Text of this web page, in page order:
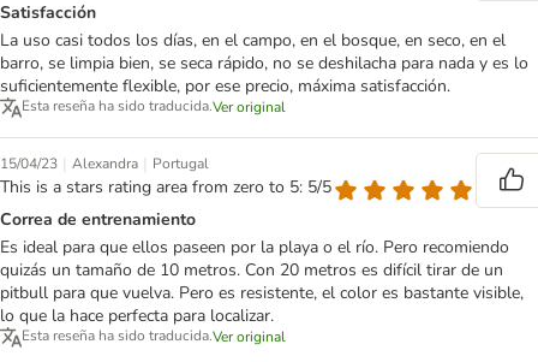
Satisfacción
La uso casi todos los días, en el campo, en el bosque, en seco, en el
barro, se limpia bien, se seca rápido, no se deshilacha para nada y es lo
suficientemente flexible, por ese precio, máxima satisfacción.
Esta reseña ha sido traducida.Ver original
15/04/23 | Alexandra | Portugal
This is a stars rating area from zero to 5: 5/5
Correa de entrenamiento
Es ideal para que ellos paseen por la playa o el río. Pero recomiendo
quizás un tamaño de 10 metros. Con 20 metros es difícil tirar de un
pitbull para que vuelva. Pero es resistente, el color es bastante visible,
lo que la hace perfecta para localizar.
Esta reseña ha sido traducida.Ver original